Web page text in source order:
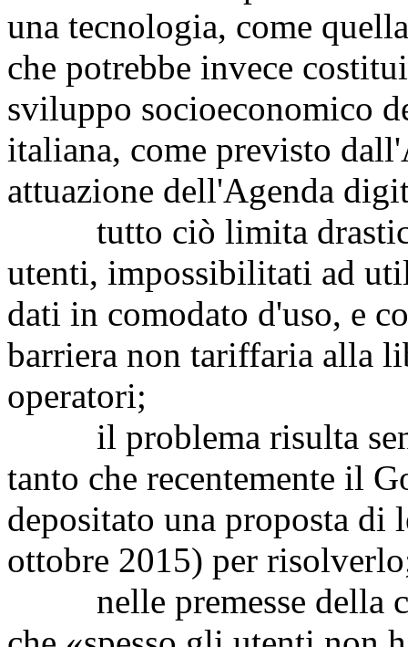
una tecnologia, come
che potrebbe invece
sviluppo socioeconomico
italiana, come previsto
attuazione dell'Agenda
tutto ciò limita
utenti, impossibilitati ad
dati in comodato d'uso, e
barriera non tariffaria alla
operatori;
il problema risulta
tanto che recentemente il
depositato una proposta di
ottobre 2015) per
nelle premesse della